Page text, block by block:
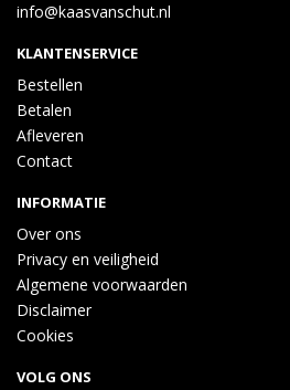
info@kaasvanschut.nl
KLANTENSERVICE
Bestellen
Betalen
Afleveren
Contact
INFORMATIE
Over ons
Privacy en veiligheid
Algemene voorwaarden
Disclaimer
Cookies
VOLG ONS